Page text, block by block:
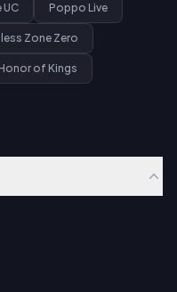
UC Poppo Live
Zone Zero
of Kings